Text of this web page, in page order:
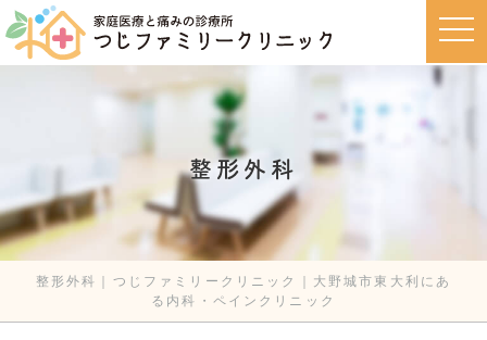
整形外科
整形外科｜つじファミリークリニック｜大野城市東大利にあ
る内科・ペインクリニック
t
o